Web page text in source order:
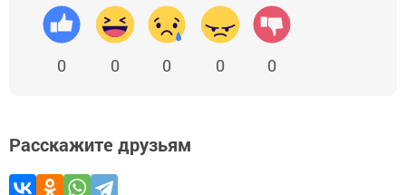
0 0 0 0 0
Расскажите друзьям